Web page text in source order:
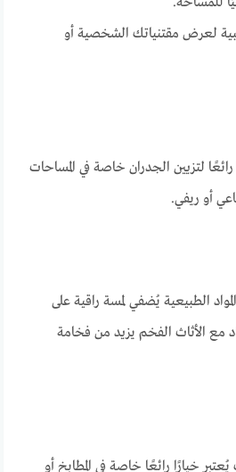
لعرض مقتنياتك الشخصية أو
لتزيين الجدران خاصة في المساحات
أو ريفي.
الطبيعية يُضفي لمسة راقية على
مع الأثاث الفخم يزيد من فخامة
خيارًا رائعًا خاصة في المطابخ أو